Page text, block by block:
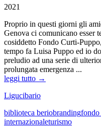
2021
Proprio in questi giorni gli
Genova ci comunicano esser
cosiddetto Fondo Curti-
tempo fa Luisa Puppo ed io
preludio ad una serie di
prolungata emergenza ...
leggi tutto →
Ligucibario
biblioteca beriobrandingfondo
internazionaleturismo